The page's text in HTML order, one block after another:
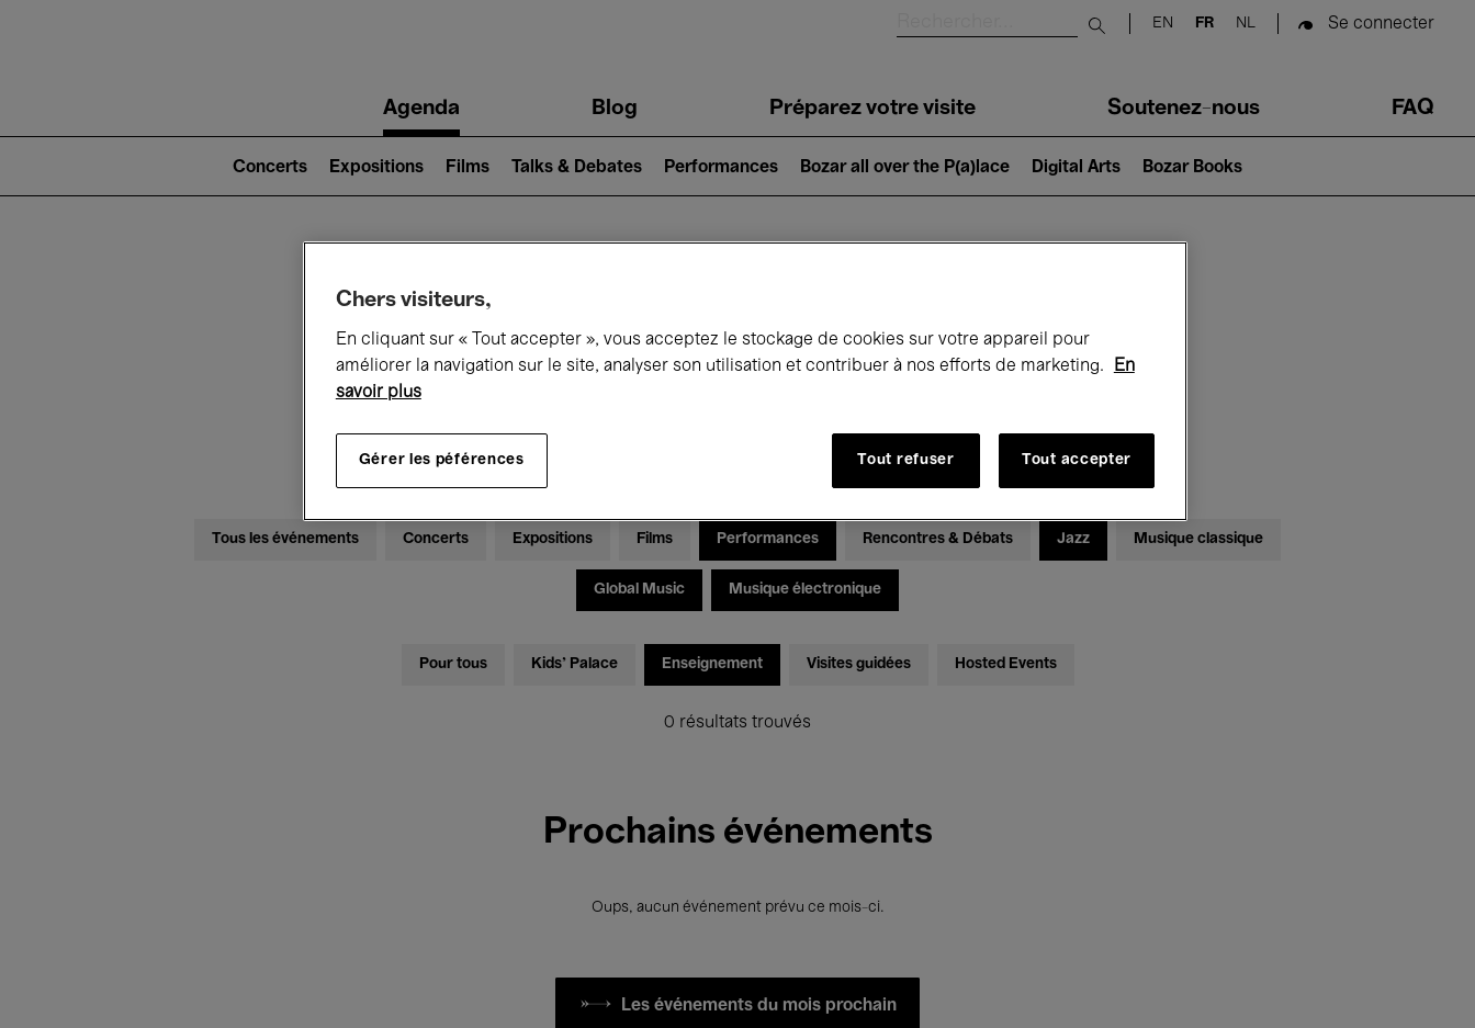
Submit search
EN FR NL Se connecter
navigationAgenda Blog Préparez votre visite Soutenez-nous FAQ
2)
Concerts Expositions Films Talks & Debates Performances Bozar all over the P(a)lace Digital Arts Bozar Books
Ce qui se passe à Bozar
Tous les événements Concerts Expositions Films Performances Rencontres & Débats Jazz Musique classique
Global Music Musique électronique
Pour tous Kids’ Palace Enseignement Visites guidées Hosted Events
0 résultats trouvés
Prochains événements
Oups, aucun événement prévu ce mois-ci.
Les événements du mois prochain
Chers visiteurs,
En cliquant sur « Tout accepter », vous acceptez le stockage de cookies sur votre appareil pour
améliorer la navigation sur le site, analyser son utilisation et contribuer à nos efforts de marketing.
En
savoir plus
Gérer les péférences Tout refuser Tout accepter